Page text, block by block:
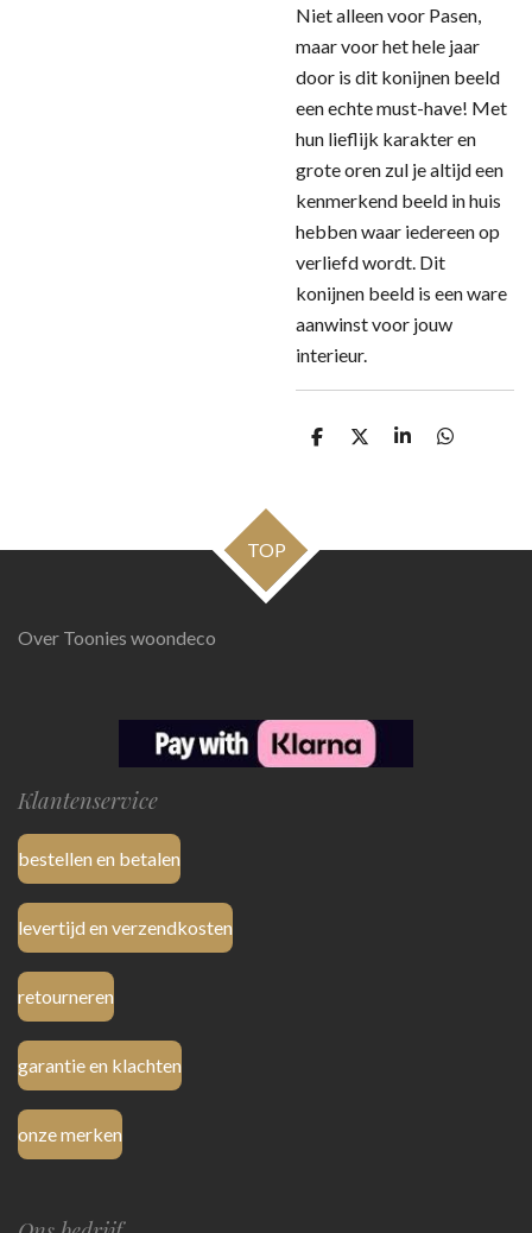
Niet alleen voor Pasen,
maar voor het hele jaar
door is dit konijnen beeld
een echte must-have! Met
hun lieflijk karakter en
grote oren zul je altijd een
kenmerkend beeld in huis
hebben waar iedereen op
verliefd wordt. Dit
konijnen beeld is een ware
aanwinst voor jouw
interieur.
D
D
S
D
TOP
Over Toonies woondeco
Klantenservice
bestellen en betalen
levertijd en verzendkosten
retourneren
garantie en klachten
onze merken